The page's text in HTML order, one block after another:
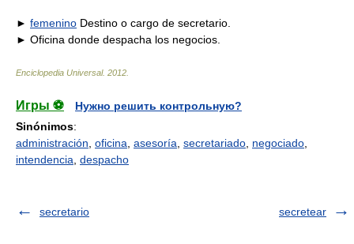
► femenino Destino o cargo de secretario.
► Oficina donde despacha los negocios.
Enciclopedia Universal. 2012
Игры ⚽
Нужно решить контрольную?
Sinónimos:
administración oficina asesoría secretariado negociado
intendencia despacho
secretario secretear